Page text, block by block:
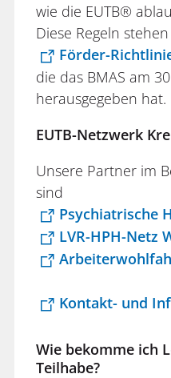
wie die EUTB®
Diese Regeln
Förder-
die das BMAS am
herausgegeben hat.
EUTB-Netzwerk
Unsere Partner im
sind
Psychiatrische
LVR-HPH-Netz
Kontakt- und
Wie bekomme ich
Teilhabe?